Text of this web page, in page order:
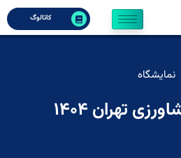
کاتالوگ
نمایشگاه
تهران ۱۴۰۴